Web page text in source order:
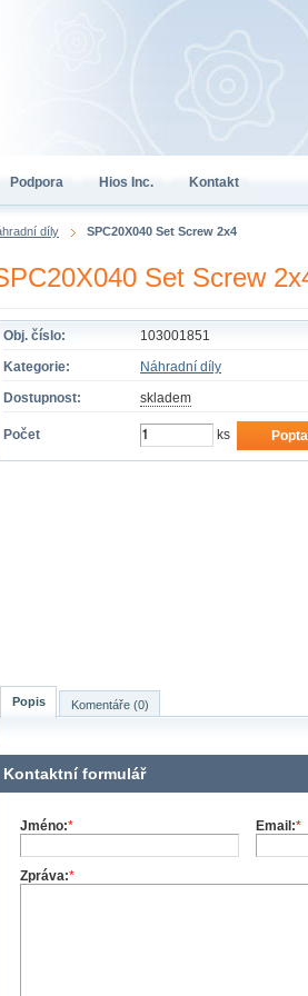
díly SPC20X040 Set Screw 2x4
Set Screw
Obj. číslo:
103001851
Kategorie:
Náhradní díly
Dostupnost:
skladem
Počet ks
Popis Komentáře (0)
Kontaktní formulář
Jméno:* Email:*
Zpráva:*
Podpora Hios Inc. Kontakt